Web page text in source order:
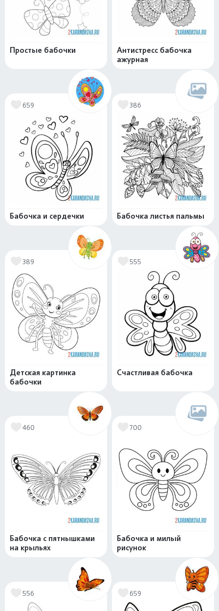
Простые бабочки
Антистресс бабочка
ажурная
659
Бабочка и сердечки
386
Бабочка листья пальмы
389
Детская картинка
бабочки
555
Счастливая бабочка
460
Бабочка с пятнышками
на крыльях
700
Бабочка и милый
рисунок
556 659